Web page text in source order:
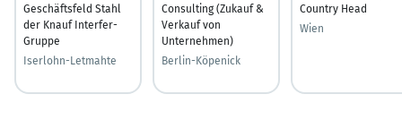
Geschäftsfeld Stahl
der Knauf Interfer-
Gruppe
Iserlohn-Letmahte
Consulting (Zukauf &
Verkauf von
Unternehmen)
Berlin-Köpenick
Country Head
Wien